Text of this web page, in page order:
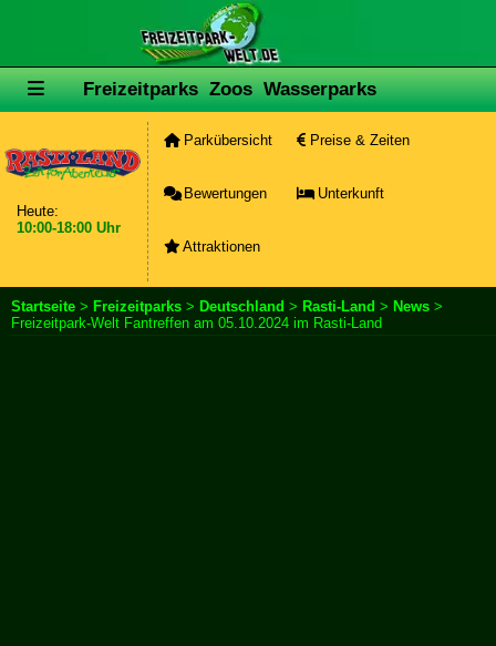
Freizeitparks Zoos Wasserparks
Heute:
10:00-18:00 Uhr
Parkübersicht Preise & Zeiten
Bewertungen Unterkunft
Attraktionen
Startseite > Freizeitparks > Deutschland > Rasti-Land > News >
Freizeitpark-Welt Fantreffen am 05.10.2024 im Rasti-Land